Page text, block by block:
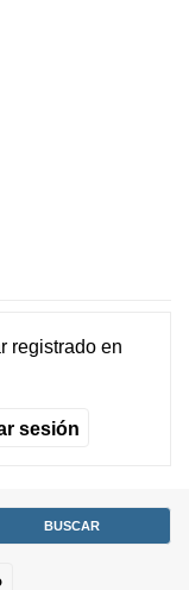
registradoen
sesión